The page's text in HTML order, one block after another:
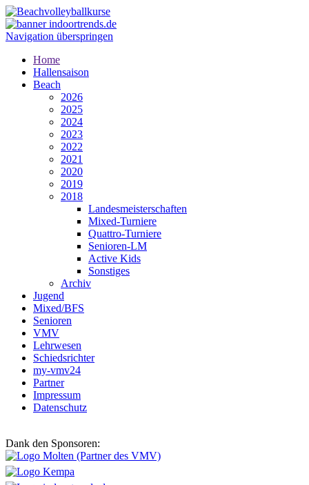
Navigation überspringen
Home
Hallensaison
Beach
2026
2025
2024
2023
2022
2021
2020
2019
2018
Landesmeisterschaften
Mixed-Turniere
Quattro-Turniere
Senioren-LM
Active Kids
Sonstiges
Archiv
Jugend
Mixed/BFS
Senioren
VMV
Lehrwesen
Schiedsrichter
my-vmv24
Partner
Impressum
Datenschutz
Dank den Sponsoren: